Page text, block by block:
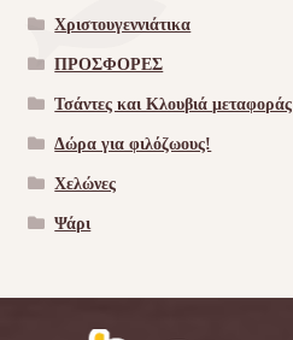
Χριστουγεννιάτικα
ΠΡΟΣΦΟΡΕΣ
Τσάντες και Κλουβιά μεταφοράς
Δώρα για φιλόζωους!
Χελώνες
Ψάρι